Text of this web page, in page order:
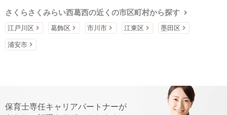
さくらさくみらい西葛西の近くの市区町村から探す
江戸川区 葛飾区 市川市 江東区 墨田区
浦安市
保育士専任キャリアパートナーが